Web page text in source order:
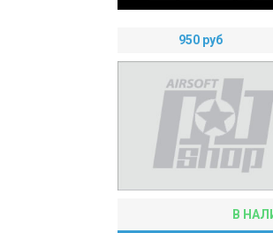
950 руб
В